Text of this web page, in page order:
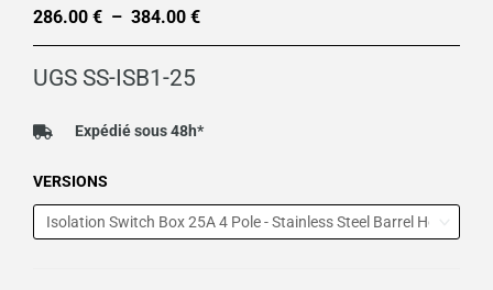
286.00 € – 384.00 €
Plage
286.00 €
UGS SS-ISB1-25
Expédié sous 48h*
VERSIONS
quantité
de
INTERRUPTEUR